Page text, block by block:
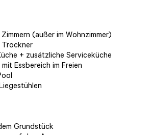
(außer im Wohnzimmer)
Trockner
+ zusätzliche Serviceküche
Essbereich im Freien
Grundstück